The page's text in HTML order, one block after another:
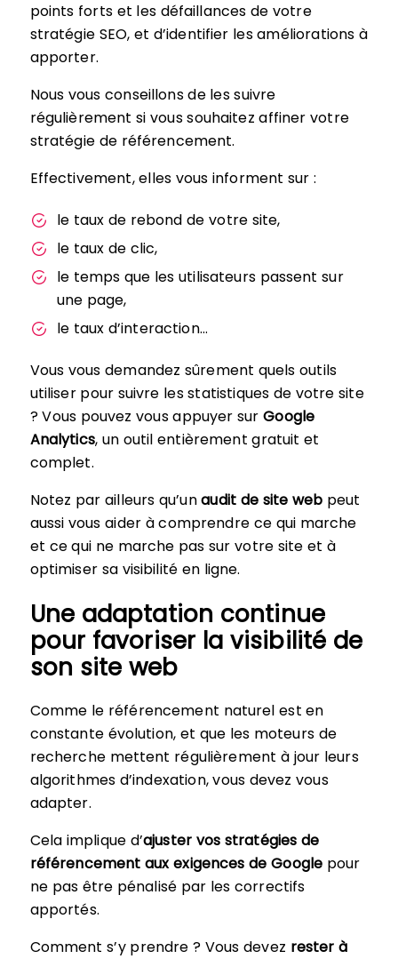
points forts et les défaillances de votre
stratégie SEO, et d’identifier les améliorations à
apporter.
Nous vous conseillons de les suivre
régulièrement si vous souhaitez affiner votre
stratégie de référencement.
Effectivement, elles vous informent sur :
le taux de rebond de votre site,
le taux de clic,
le temps que les utilisateurs passent sur
une page,
le taux d’interaction…
Vous vous demandez sûrement quels outils
utiliser pour suivre les statistiques de votre site
? Vous pouvez vous appuyer surGoogle
Analytics, un outil entièrement gratuit et
complet.
Notez par ailleurs qu’unaudit de site web peut
aussi vous aider à comprendre ce qui marche
et ce qui ne marche pas sur votre site et à
optimiser sa visibilité en ligne.
Une adaptation continue
pour favoriser la visibilité de
son site web
Comme le référencement naturel est en
constante évolution, et que les moteurs de
recherche mettent régulièrement à jour leurs
algorithmes d’indexation, vous devez vous
adapter.
Cela implique d’ajuster vos stratégies de
référencement aux exigences de Google pour
ne pas être pénalisé par les correctifs
apportés.
Comment s’y prendre ? Vous devez rester à